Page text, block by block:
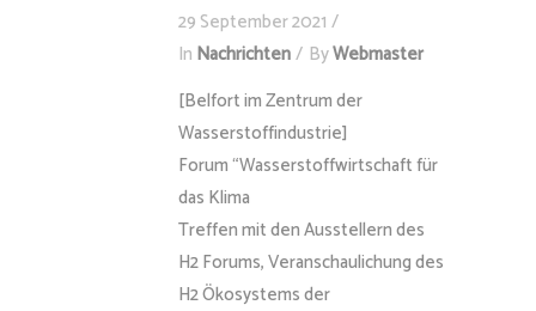
29 September 2021
In Nachrichten ByWebmaster
[Belfort im Zentrum der
Wasserstoffindustrie]
Forum “Wasserstoffwirtschaft für
das Klima
Treffen mit den Ausstellern des
H2 Forums, Veranschaulichung des
H2 Ökosystems der